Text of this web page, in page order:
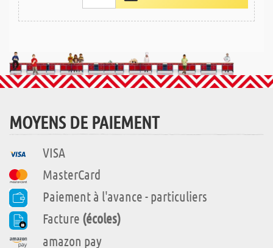
MOYENS DE PAIEMENT
VISA
MasterCard
Paiement à l'avance - particuliers
Facture (écoles)
amazon pay